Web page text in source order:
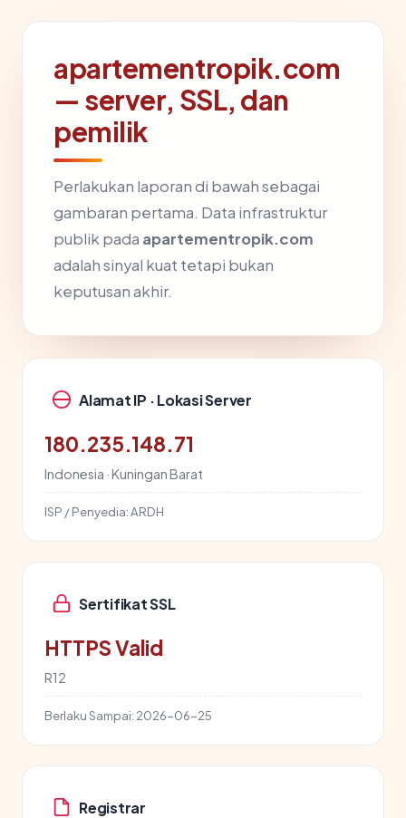
apartementropik.com
— server, SSL, dan
pemilik
Perlakukan laporan di bawah sebagai
gambaran pertama. Data infrastruktur
publik pada apartementropik.com
adalah sinyal kuat tetapi bukan
keputusan akhir.
Alamat IP · Lokasi Server
180.235.148.71
Indonesia · Kuningan Barat
ISP / Penyedia:ARDH
Sertifikat SSL
HTTPS Valid
R12
Berlaku Sampai: 2026-06-25
Registrar